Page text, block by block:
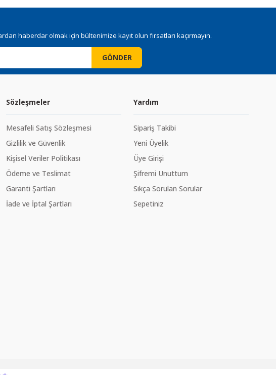
haberdar olmak için bültenimize kayıt olun fırsatları kaçırmayın.
GÖNDER
Sözleşmeler
Mesafeli Satış Sözleşmesi
Gizlilik ve Güvenlik
Kişisel Veriler Politikası
Ödeme ve Teslimat
Garanti Şartları
İade ve İptal Şartları
Yardım
Sipariş Takibi
Yeni Üyelik
Üye Girişi
Şifremi Unuttum
Sıkça Sorulan Sorular
Sepetiniz